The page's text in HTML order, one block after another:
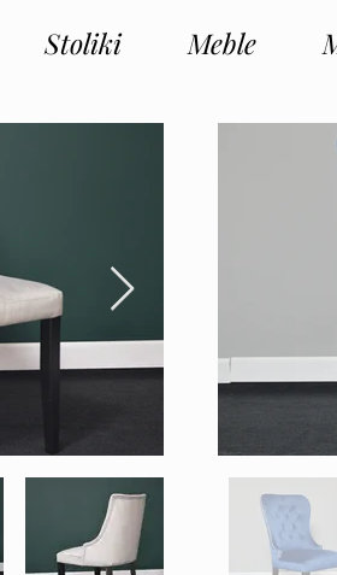
Stoliki Meble